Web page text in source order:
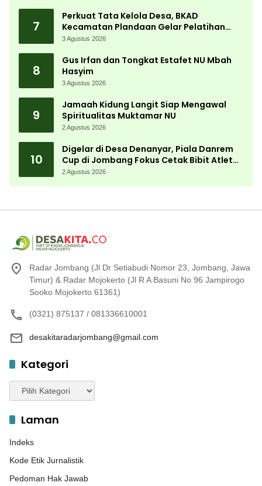
7
Perkuat Tata Kelola Desa, BKAD
Kecamatan Plandaan Gelar Pelatihan
Aparatur Pemdes
3 Agustus 2026
8
Gus Irfan dan Tongkat Estafet NU Mbah
Hasyim
3 Agustus 2026
9
Jamaah Kidung Langit Siap Mengawal
Spiritualitas Muktamar NU
2 Agustus 2026
10
Digelar di Desa Denanyar, Piala Danrem
Cup di Jombang Fokus Cetak Bibit Atlet
Menembak Berprestasi
2 Agustus 2026
Radar Jombang (Jl Dr Setiabudi Nomor 23, Jombang, Jawa
Timur) & Radar Mojokerto (Jl R A Basuni No 96 Jampirogo
Sooko Mojokerto 61361)
(0321) 875137 / 081336610001
desakitaradarjombang@gmail.com
Kategori
Kategori
Laman
Indeks
Kode Etik Jurnalistik
Pedoman Hak Jawab